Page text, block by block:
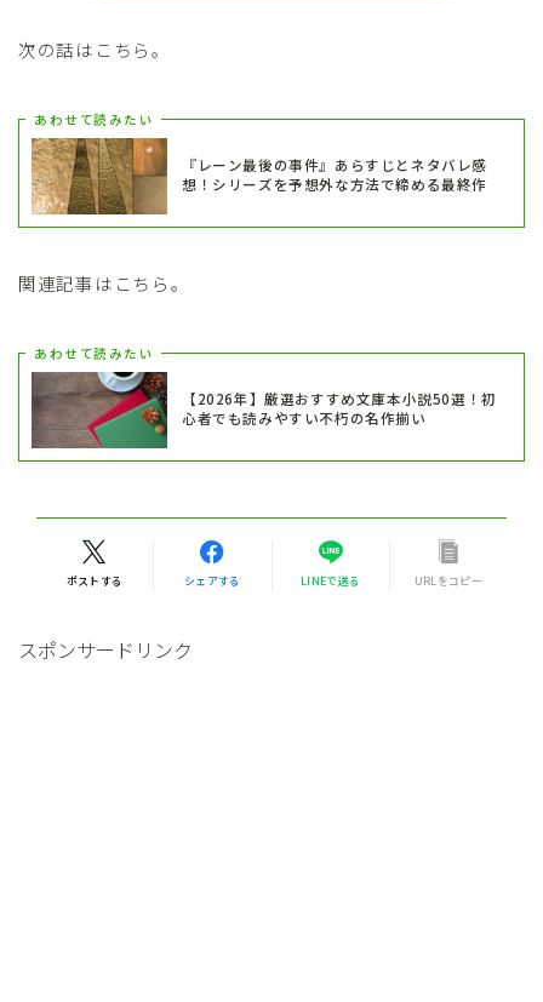
次の話はこちら。
あわせて読みたい
『レーン最後の事件』あらすじとネタバレ感
想！シリーズを予想外な方法で締める最終作
関連記事はこちら。
あわせて読みたい
【2026年】厳選おすすめ文庫本小説50選！初
心者でも読みやすい不朽の名作揃い
ポストする シェアする LINEで送る URLをコピー
スポンサードリンク